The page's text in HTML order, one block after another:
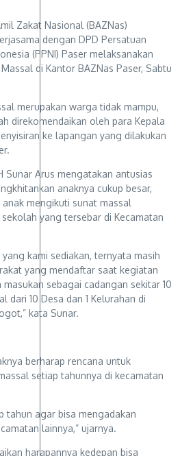
Zakat Nasional (BAZNas)
dengan DPD Persatuan
(PPNI) Paser melaksanakan
di Kantor BAZNas Paser, Sabtu
merupakan warga tidak mampu,
direkomendaikan oleh para Kepala
ke lapangan yang dilakukan
Sunar Arus mengatakan antusias
anaknya cukup besar,
mengikuti sunat massal
yang tersebar di Kecamatan
kami sediakan, ternyata masih
yang mendaftar saat kegiatan
sebagai cadangan sekitar 10
dari 10 Desa dan 1 Kelurahan di
kata Sunar.
berharap rencana untuk
setiap tahunnya di kecamatan
tahun agar bisa mengadakan
lainnya,” ujarnya.
harapannya kedepan bisa